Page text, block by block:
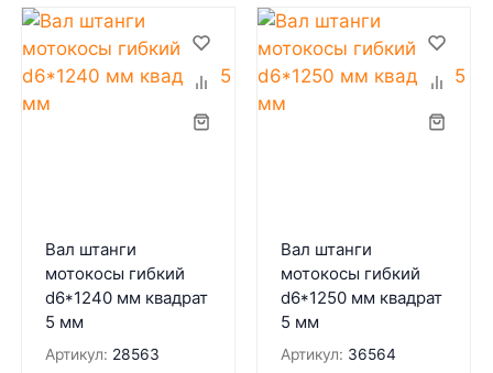
Вал штанги
мотокосы гибкий
d6*1240 мм квадрат
5 мм
Артикул: 28563
Вал штанги
мотокосы гибкий
d6*1250 мм квадрат
5 мм
Артикул: 36564